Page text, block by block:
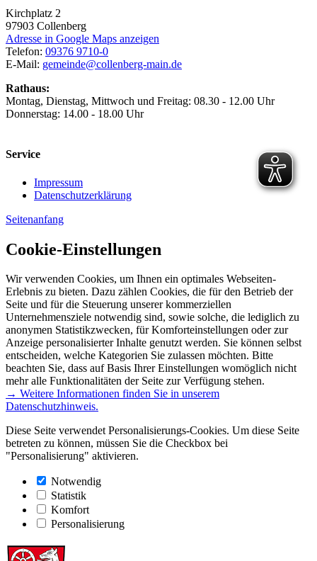
Kirchplatz 2
97903 Collenberg
Adresse in Google Maps anzeigen
Telefon: 09376 9710-0
E-Mail: gemeinde@collenberg-main.de
Rathaus:
Montag, Dienstag, Mittwoch und Freitag: 08.30 - 12.00 Uhr
Donnerstag: 14.00 - 18.00 Uhr
Service
Impressum
Datenschutzerklärung
Seitenanfang
Cookie-Einstellungen
Wir verwenden Cookies, um Ihnen ein optimales Webseiten-
Erlebnis zu bieten. Dazu zählen Cookies, die für den Betrieb der
Seite und für die Steuerung unserer kommerziellen
Unternehmensziele notwendig sind, sowie solche, die lediglich zu
anonymen Statistikzwecken, für Komforteinstellungen oder zur
Anzeige personalisierter Inhalte genutzt werden. Sie können selbst
entscheiden, welche Kategorien Sie zulassen möchten. Bitte
beachten Sie, dass auf Basis Ihrer Einstellungen womöglich nicht
mehr alle Funktionalitäten der Seite zur Verfügung stehen.
→ Weitere Informationen finden Sie in unserem
Datenschutzhinweis.
Diese Seite verwendet Personalisierungs-Cookies. Um diese Seite
betreten zu können, müssen Sie die Checkbox bei
"Personalisierung" aktivieren.
Notwendig
Statistik
Komfort
Personalisierung